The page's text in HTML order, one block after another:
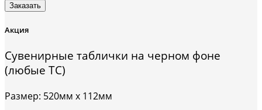
Заказать
Акция
Сувенирные таблички на черном фоне
(любые ТС)
Размер: 520мм х 112мм